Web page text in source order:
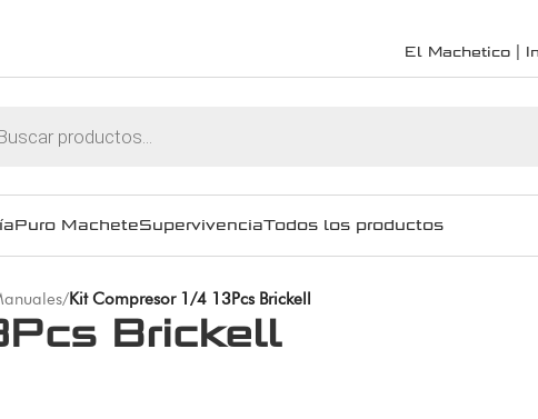
El Machetico |
Puro MacheteSupervivenciaTodos los productos
/Kit Compresor 1/4 13Pcs Brickell
Brickell